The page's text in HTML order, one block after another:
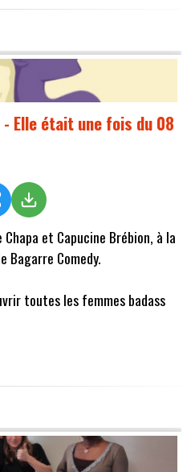
Elle était une fois du 08
et Capucine Brébion, à la
Bagarre Comedy.
toutes les femmes badass